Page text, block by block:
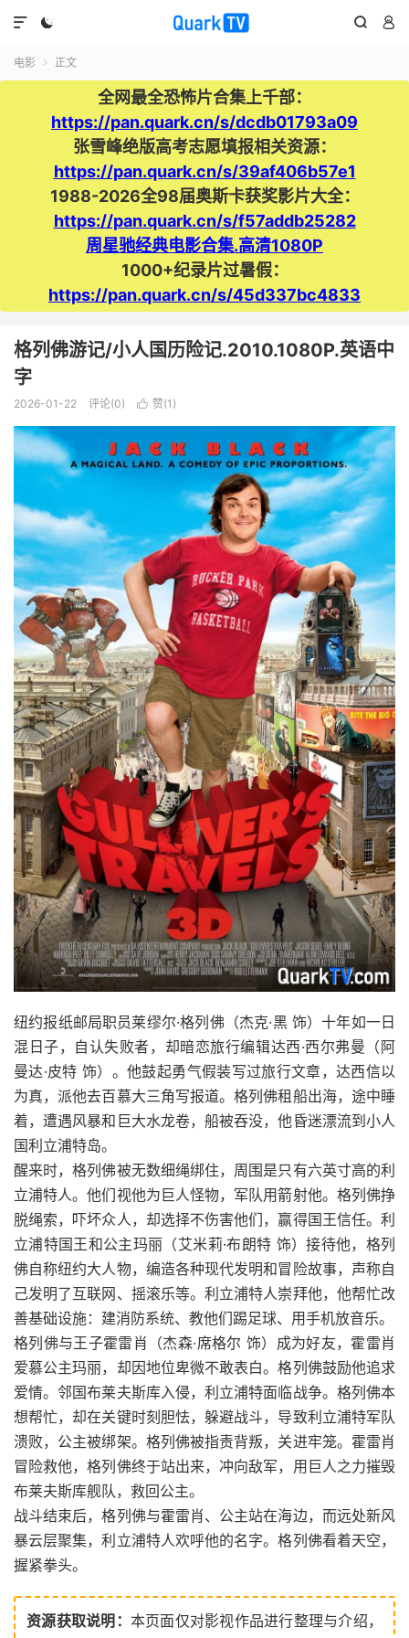
  

电影  正文
全网最全恐怖片合集上千部：
https://pan.quark.cn/s/dcdb01793a09
张雪峰绝版高考志愿填报相关资源：
https://pan.quark.cn/s/39af406b57e1
1988-2026全98届奥斯卡获奖影片大全：
https://pan.quark.cn/s/f57addb25282
周星驰经典电影合集.高清1080P
1000+纪录片过暑假：
https://pan.quark.cn/s/45d337bc4833
格列佛游记/小人国历险记.2010.1080P.英语中
字
2026-01-22 评论(0)  赞(1 )
纽约报纸邮局职员莱缪尔·格列佛（杰克·黑 饰）十年如一日
混日子，自认失败者，却暗恋旅行编辑达西·西尔弗曼（阿
曼达·皮特 饰）。他鼓起勇气假装写过旅行文章，达西信以
为真，派他去百慕大三角写报道。格列佛租船出海，途中睡
着，遭遇风暴和巨大水龙卷，船被吞没，他昏迷漂流到小人
国利立浦特岛。
醒来时，格列佛被无数细绳绑住，周围是只有六英寸高的利
立浦特人。他们视他为巨人怪物，军队用箭射他。格列佛挣
脱绳索，吓坏众人，却选择不伤害他们，赢得国王信任。利
立浦特国王和公主玛丽（艾米莉·布朗特 饰）接待他，格列
佛自称纽约大人物，编造各种现代发明和冒险故事，声称自
己发明了互联网、摇滚乐等。利立浦特人崇拜他，他帮忙改
善基础设施：建消防系统、教他们踢足球、用手机放音乐。
格列佛与王子霍雷肖（杰森·席格尔 饰）成为好友，霍雷肖
爱慕公主玛丽，却因地位卑微不敢表白。格列佛鼓励他追求
爱情。邻国布莱夫斯库入侵，利立浦特面临战争。格列佛本
想帮忙，却在关键时刻胆怯，躲避战斗，导致利立浦特军队
溃败，公主被绑架。格列佛被指责背叛，关进牢笼。霍雷肖
冒险救他，格列佛终于站出来，冲向敌军，用巨人之力摧毁
布莱夫斯库舰队，救回公主。
战斗结束后，格列佛与霍雷肖、公主站在海边，而远处新风
暴云层聚集，利立浦特人欢呼他的名字。格列佛看着天空，
握紧拳头。
资源获取说明： 本页面仅对影视作品进行整理与介绍，